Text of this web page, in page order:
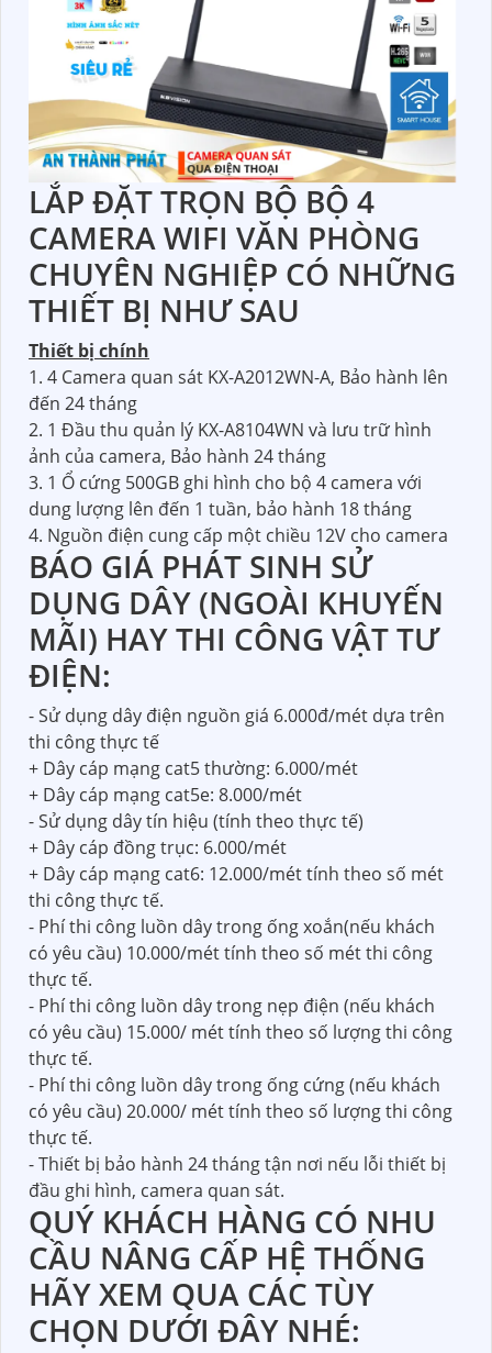
LẮP ĐẶT TRỌN BỘ BỘ 4
CAMERA WIFI VĂN PHÒNG
CHUYÊN NGHIỆP CÓ NHỮNG
THIẾT BỊ NHƯ SAU
Thiết bị chính
1. 4 Camera quan sát KX-A2012WN-A, Bảo hành lên
đến 24 tháng
2. 1 Đầu thu quản lý KX-A8104WN và lưu trữ hình
ảnh của camera, Bảo hành 24 tháng
3. 1 Ổ cứng 500GB ghi hình cho bộ 4 camera với
dung lượng lên đến 1 tuần, bảo hành 18 tháng
4. Nguồn điện cung cấp một chiều 12V cho camera
BÁO GIÁ PHÁT SINH SỬ
DỤNG DÂY (NGOÀI KHUYẾN
MÃI) HAY THI CÔNG VẬT TƯ
ĐIỆN:
- Sử dụng dây điện nguồn giá 6.000đ/mét dựa trên
thi công thực tế
+ Dây cáp mạng cat5 thường: 6.000/mét
+ Dây cáp mạng cat5e: 8.000/mét
- Sử dụng dây tín hiệu (tính theo thực tế)
+ Dây cáp đồng trục: 6.000/mét
+ Dây cáp mạng cat6: 12.000/mét tính theo số mét
thi công thực tế.
- Phí thi công luồn dây trong ống xoắn(nếu khách
có yêu cầu) 10.000/mét tính theo số mét thi công
thực tế.
- Phí thi công luồn dây trong nẹp điện (nếu khách
có yêu cầu) 15.000/ mét tính theo số lượng thi công
thực tế.
- Phí thi công luồn dây trong ống cứng (nếu khách
có yêu cầu) 20.000/ mét tính theo số lượng thi công
thực tế.
- Thiết bị bảo hành 24 tháng tận nơi nếu lỗi thiết bị
đầu ghi hình, camera quan sát.
QUÝ KHÁCH HÀNG CÓ NHU
CẦU NÂNG CẤP HỆ THỐNG
HÃY XEM QUA CÁC TÙY
CHỌN DƯỚI ĐÂY NHÉ: